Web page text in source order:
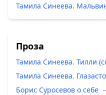
Тамила Синеева.
Проза
Тамила Синеева. Тилли
Тамила Синеева.
Борис Суросевов о себе